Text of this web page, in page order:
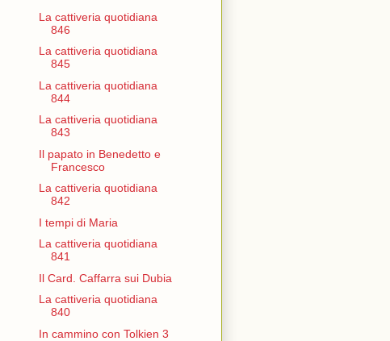
La cattiveria quotidiana
846
La cattiveria quotidiana
845
La cattiveria quotidiana
844
La cattiveria quotidiana
843
Il papato in Benedetto e
Francesco
La cattiveria quotidiana
842
I tempi di Maria
La cattiveria quotidiana
841
Il Card. Caffarra sui Dubia
La cattiveria quotidiana
840
In cammino con Tolkien 3